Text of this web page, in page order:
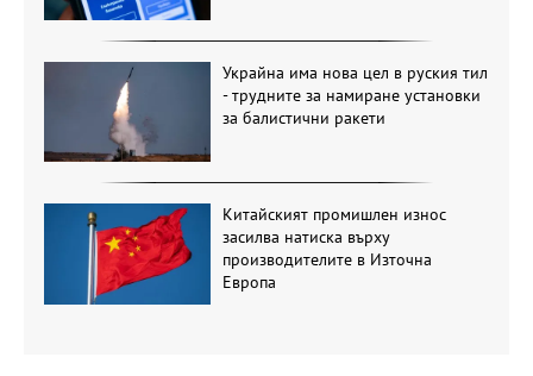
Украйна има нова цел в руския тил
- трудните за намиране установки
за балистични ракети
Китайският промишлен износ
засилва натиска върху
производителите в Източна
Европа